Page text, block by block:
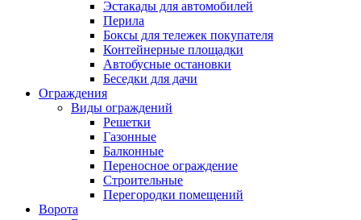
Эстакады для автомобилей
Перила
Боксы для тележек покупателя
Контейнерные площадки
Автобусные остановки
Беседки для дачи
Ограждения
Виды ограждений
Решетки
Газонные
Балконные
Переносное ограждение
Строительные
Перегородки помещений
Ворота